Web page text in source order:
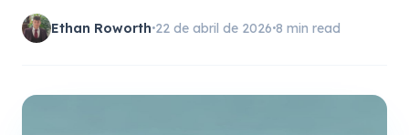
Ethan Roworth•22 de abril de 2026•8 min read